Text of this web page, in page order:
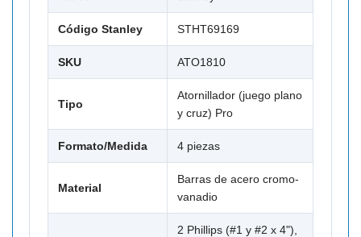
Código Stanley STHT69169
SKU ATO1810
Tipo
Atornillador (juego plano
y cruz) Pro
Formato/Medida 4 piezas
Material
Barras de acero cromo-
vanadio
2 Phillips (#1 y #2 x 4"),